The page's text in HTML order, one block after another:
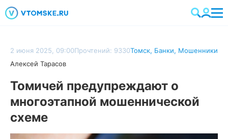
2 июня 2025, 09:00Прочтений: 9330Томск, Банки, Мошенники
Алексей Тарасов
Томичей предупреждают о
многоэтапной мошеннической
схеме